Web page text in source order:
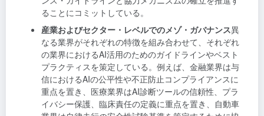
ることにコミットしている。
産業およびセクター・レベルでのメゾ・ガバナンス異
なる業界がそれぞれの特徴を組み合わせて、それぞれ
の業界におけるAI活用のためのガイドラインやベスト
プラクティスを策定している。例えば、金融業界は与
信におけるAIの公平性や不正防止コンプライアンスに
重点を置き、医療業界はAI診断ツールの信頼性、プラ
イバシー保護、臨床責任の定義に重点を置き、自動車